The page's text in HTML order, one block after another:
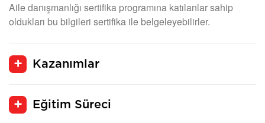
Aile danışmanlığı sertifika programına katılanlar sahip
oldukları bu bilgileri sertifika ile belgeleyebilirler.
Kazanımlar
Eğitim Süreci